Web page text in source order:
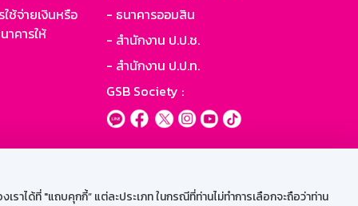
ได้ที่ "แถบคุกกี้” แต่ละประเภท ในกรณีที่ท่านไม่ทำการเลือกจะถือว่าท่าน
ช้จ่ายเงินหรือ
คารให้
- ธนาคารออมสิน
- สำนักงาน ป.ป.ช.
- สำนักงาน ป.ป.ท.
GSB Society :